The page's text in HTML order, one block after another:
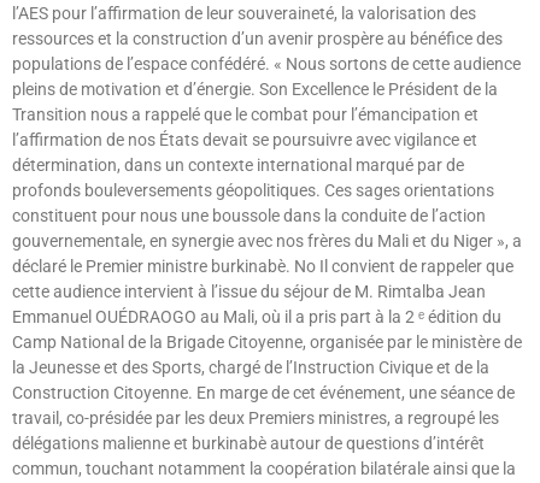
l’AES pour l’affirmation de leur souveraineté, la valorisation des
ressources et la construction d’un avenir prospère au bénéfice des
populations de l’espace confédéré. « Nous sortons de cette audience
pleins de motivation et d’énergie. Son Excellence le Président de la
Transition nous a rappelé que le combat pour l’émancipation et
l’affirmation de nos États devait se poursuivre avec vigilance et
détermination, dans un contexte international marqué par de
profonds bouleversements géopolitiques. Ces sages orientations
constituent pour nous une boussole dans la conduite de l’action
gouvernementale, en synergie avec nos frères du Mali et du Niger », a
déclaré le Premier ministre burkinabè. No Il convient de rappeler que
cette audience intervient à l’issue du séjour de M. Rimtalba Jean
Emmanuel OUÉDRAOGO au Mali, où il a pris part à la 2 ᵉ édition du
Camp National de la Brigade Citoyenne, organisée par le ministère de
la Jeunesse et des Sports, chargé de l’Instruction Civique et de la
Construction Citoyenne. En marge de cet événement, une séance de
travail, co-présidée par les deux Premiers ministres, a regroupé les
délégations malienne et burkinabè autour de questions d’intérêt
commun, touchant notamment la coopération bilatérale ainsi que la